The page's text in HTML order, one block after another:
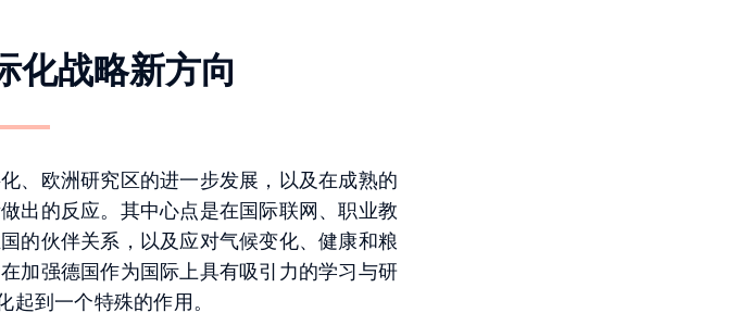
化战略新方向
、欧洲研究区的进一步发展，以及在成熟的
出的反应。其中心点是在国际联网、职业教
的伙伴关系，以及应对气候变化、健康和粮
加强德国作为国际上具有吸引力的学习与研
起到一个特殊的作用。